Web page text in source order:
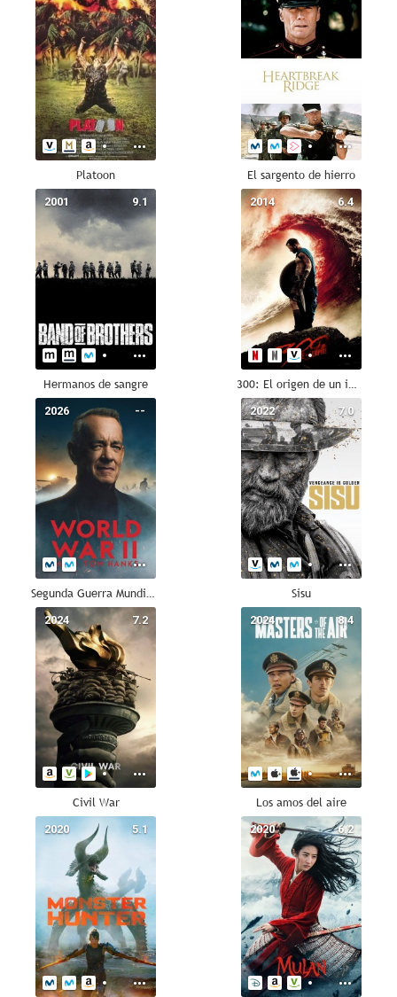
Platoon El sargento de hierro
9.1
2001
Hermanos de sangre
6.4
2014
300: El origen de un imperio
--
2026
Segunda Guerra Mundial por Tom Hanks
7.0
2022
Sisu
7.2
2024
Civil War
8.4
2024
Los amos del aire
5.1
2020 6.2
2020